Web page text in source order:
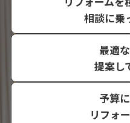
相談に乗
最適
提案し
予算
リフォ